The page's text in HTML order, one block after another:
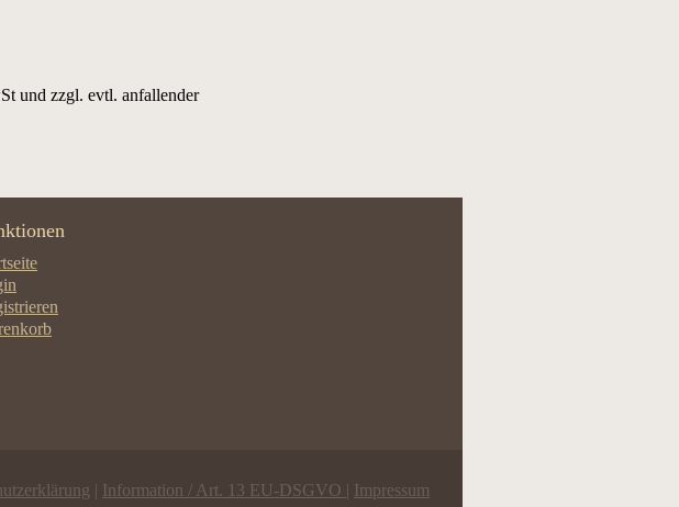
und zzgl. evtl. anfallender
| Information / Art. 13 EU-DSGVO | Impressum